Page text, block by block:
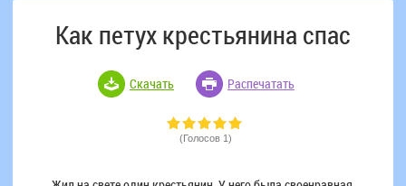
Как петух крестьянина спас
Скачать Распечатать
(Голосов 1)